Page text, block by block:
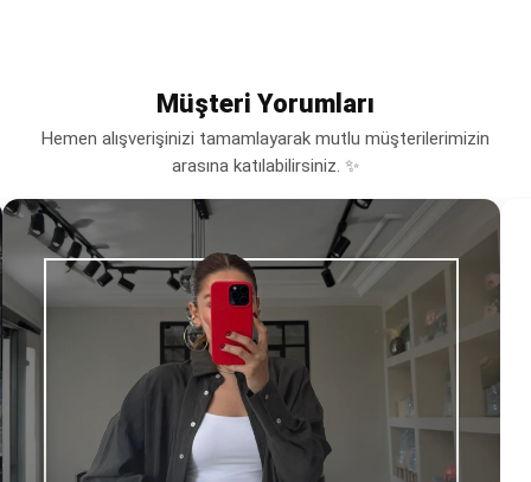
Müşteri Yorumları
Hemen alışverişinizi tamamlayarak mutlu müşterilerimizin
arasına katılabilirsiniz. ✨